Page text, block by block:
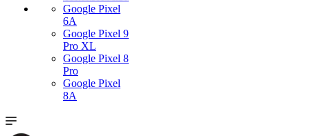
Google Pixel
6A
Google Pixel 9
Pro XL
Google Pixel 8
Pro
Google Pixel
8A